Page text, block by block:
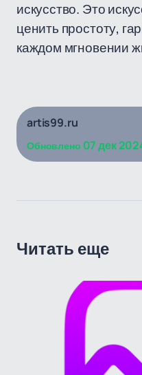
искусство. Это
ценить простоту,
каждом мгновении
artis99.ru
Обновлено 07 дек
Читать еще